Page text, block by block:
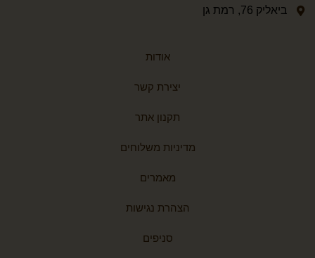
ביאליק 76, רמת גן
אודות
יצירת קשר
תקנון אתר
מדיניות משלוחים
מאמרים
הצהרת נגישות
סניפים